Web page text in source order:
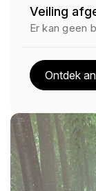
Veiling
Er kan geen
Ontdek